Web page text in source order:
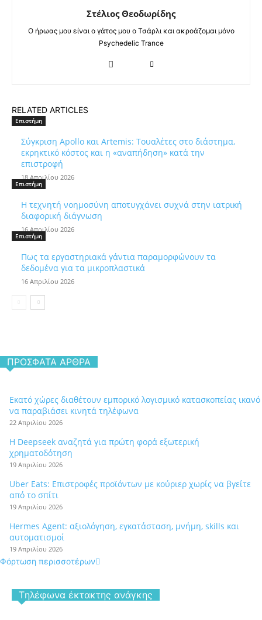
Στέλιος Θεοδωρίδης
Ο ήρωας μου είναι ο γάτος μου ο Τσάρλι και ακροάζομαι μόνο
Psychedelic Trance
RELATED ARTICLES
Επιστήμη
Σύγκριση Apollo και Artemis: Τουαλέτες στο διάστημα,
εκρηκτικό κόστος και η «αναπήδηση» κατά την
επιστροφή
18 Απριλίου 2026
Επιστήμη
Η τεχνητή νοημοσύνη αποτυγχάνει συχνά στην ιατρική
διαφορική διάγνωση
16 Απριλίου 2026
Επιστήμη
Πως τα εργαστηριακά γάντια παραμορφώνουν τα
δεδομένα για τα μικροπλαστικά
16 Απριλίου 2026
ΠΡΌΣΦΑΤΑ ΆΡΘΡΑ
Εκατό χώρες διαθέτουν εμπορικό λογισμικό κατασκοπείας ικανό
να παραβιάσει κινητά τηλέφωνα
22 Απριλίου 2026
Η Deepseek αναζητά για πρώτη φορά εξωτερική
χρηματοδότηση
19 Απριλίου 2026
Uber Eats: Επιστροφές προϊόντων με κούριερ χωρίς να βγείτε
από το σπίτι
19 Απριλίου 2026
Hermes Agent: αξιολόγηση, εγκατάσταση, μνήμη, skills και
αυτοματισμοί
19 Απριλίου 2026
Φόρτωση περισσοτέρων
Tηλέφωνα έκτακτης ανάγκης